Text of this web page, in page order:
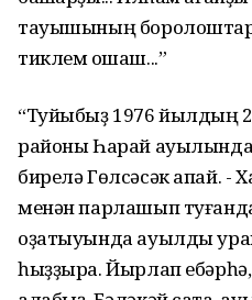
тауышының
тиклем оҡшаш...”
“Туйыбыҙ 1976 йылдың
районы Һарай ауылында
бирелә Гөлсәсәк апай. -
менән парлашып
оҙатыуында ауылды урап
һыҙҙыра. Йырлап